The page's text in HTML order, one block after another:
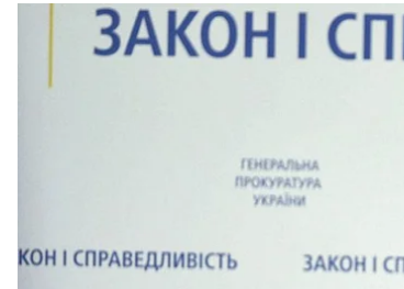
Генеральний прокурор України
На тлі розслідування смерті радниці
держзради президента-втікача Віктора
версією генеральної прокуратури,
Луценко неодноразово «показував
важливість вільних ЗМІ, не погребував у
Громадське згадує п’ять найгучніших і